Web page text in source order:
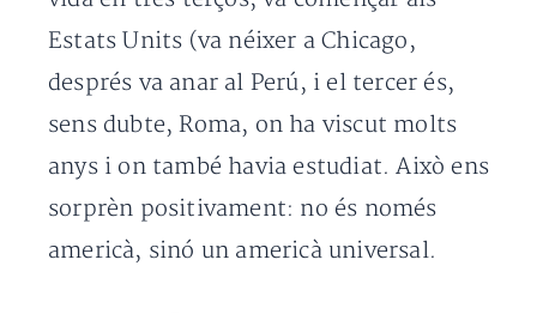
Estats Units (va néixer a Chicago,
després va anar al Perú, i el tercer és,
sens dubte, Roma, on ha viscut molts
anys i on també havia estudiat. Això ens
sorprèn positivament: no és només
americà, sinó un americà universal.